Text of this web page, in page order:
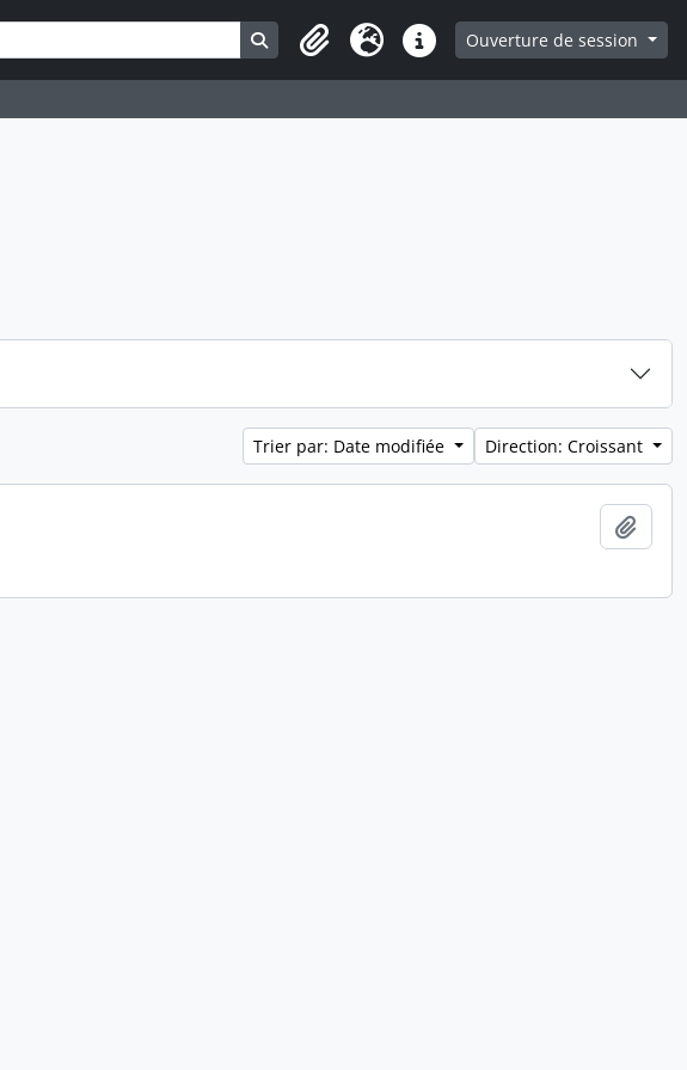
Search in browse page
Presse-papier
LangueLiens rapidesOuverture de session
Trier par: Date modifiée Direction: Croissant